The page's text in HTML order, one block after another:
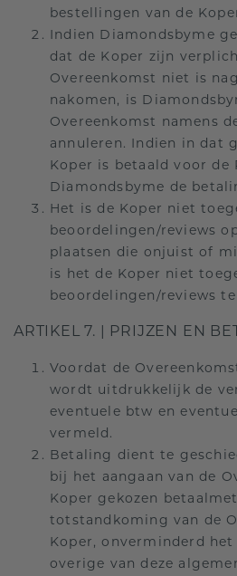
bestellingen van de
Indien Diamondsbyme
dat de Koper zijn
Overeenkomst niet is
nakomen, is
Overeenkomst namens
annuleren. Indien in dat
Koper is betaald voor de
Diamondsbyme de
Het is de Koper niet
beoordelingen/reviews
plaatsen die onjuist of
is het de Koper niet
beoordelingen/reviews
ARTIKEL 7. | PRIJZEN EN
Voordat de
wordt uitdrukkelijk de
eventuele btw en
vermeld.
Betaling dient te
bij het aangaan van de
Koper gekozen
totstandkoming van de
Koper, onverminderd
overige van deze